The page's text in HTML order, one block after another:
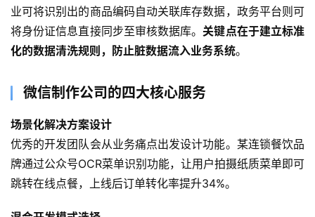
业可将识别出的商品编码自动关联库存数据，政务平台则可
将身份证信息直接同步至审核数据库。 关键点在于建立标准
化的数据清洗规则，防止脏数据流入业务系统。
微信制作公司的四大核心服务
场景化解决方案设计
优秀的开发团队会从业务痛点出发设计功能。某连锁餐饮品
牌通过公众号OCR菜单识别功能，让用户拍摄纸质菜单即可
跳转在线点餐，上线后订单转化率提升34%。